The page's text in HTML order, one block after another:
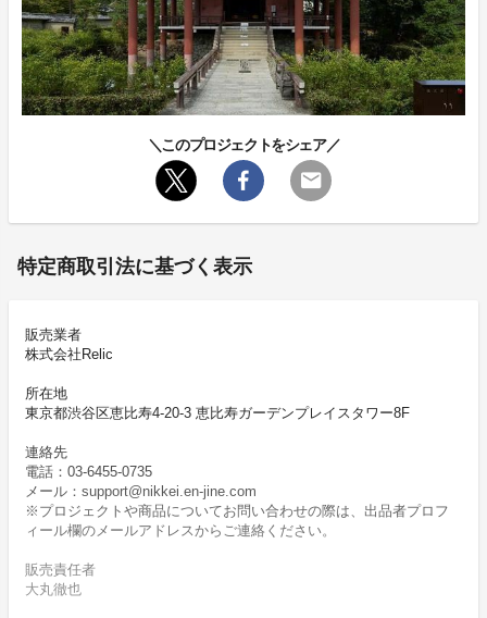
＼このプロジェクトをシェア／
特定商取引法に基づく表示
販売業者
株式会社Relic
所在地
東京都渋谷区恵比寿4-20-3 恵比寿ガーデンプレイスタワー8F
連絡先
電話：03-6455-0735
メール：support@nikkei.en-jine.com
※プロジェクトや商品についてお問い合わせの際は、出品者プロフ
ィール欄のメールアドレスからご連絡ください。
販売責任者
大丸徹也